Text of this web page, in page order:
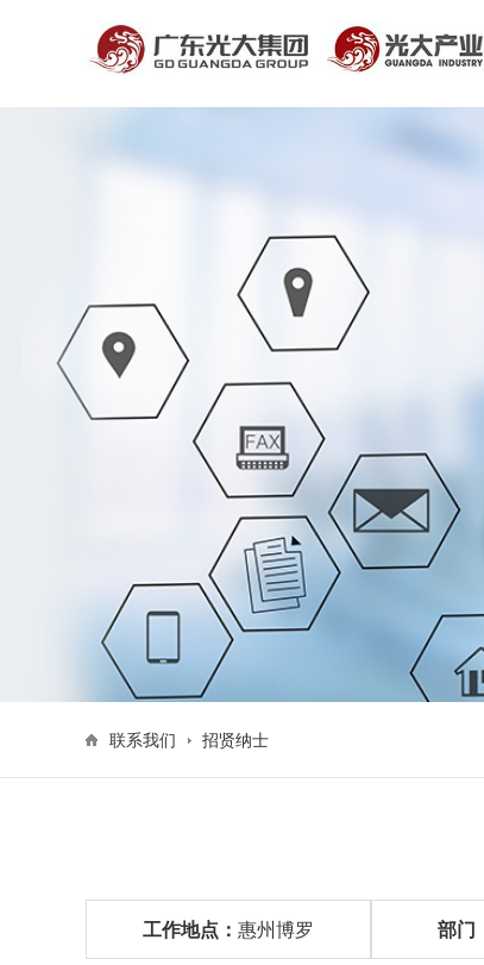
联系我们 招贤纳士
工作地点： 惠州博罗 部门